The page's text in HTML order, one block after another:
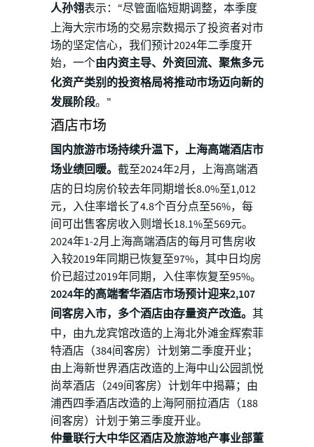
人孙翎表示：“尽管面临短期调整，本季度
上海大宗市场的交易宗数揭示了投资者对市
场的坚定信心，我们预计2024年二季度开
始，一个由内资主导、外资回流、聚焦多元
化资产类别的投资格局将推动市场迈向新的
发展阶段。"
酒店市场
国内旅游市场持续升温下，上海高端酒店市
场业绩回暖。 截至2024年2月，上海高端酒
店的日均房价较去年同期增长8.0%至1,012
元，入住率增长了4.8个百分点至56%，每
间可出售客房收入则增长18.1%至569元。
2024年1-2月上海高端酒店的每月可售房收
入较2019年同期已恢复至97%，其中日均房
价已超过2019年同期，入住率恢复至95%。
2024年的高端奢华酒店市场预计迎来2,107
间客房入市，多个酒店由存量资产改造。 其
中，由九龙宾馆改造的上海北外滩金辉索菲
特酒店（384间客房）计划第二季度开业；
由上海新世界酒店改造的上海中山公园凯悦
尚萃酒店（249间客房）计划年中揭幕；由
浦西四季酒店改造的上海阿丽拉酒店（188
间客房）计划于第三季度开业。
仲量联行大中华区酒店及旅游地产事业部董